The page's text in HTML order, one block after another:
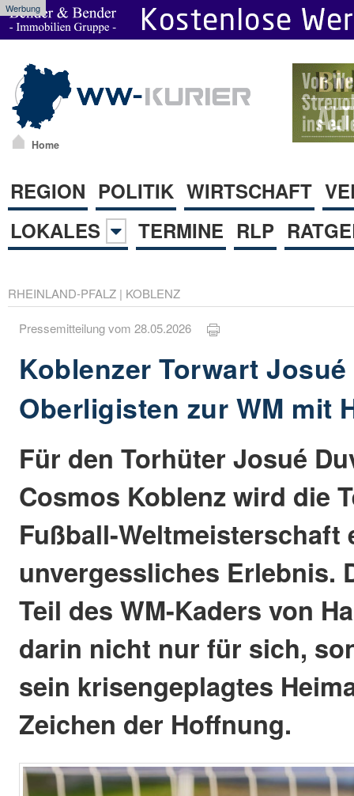
Werbung
Home
REGION POLITIK WIRTSCHAFT
LOKALES
TERMINE RLP
RHEINLAND-PFALZ | KOBLENZ
Pressemitteilung vom 28.05.2026
Koblenzer Torwart
Oberligisten zur WM mit
Für den Torhüter Josué
Cosmos Koblenz wird die
Fußball-Weltmeisterschaft
unvergessliches Erlebnis.
Teil des WM-Kaders von
darin nicht nur für sich,
sein krisengeplagtes
Zeichen der Hoffnung.